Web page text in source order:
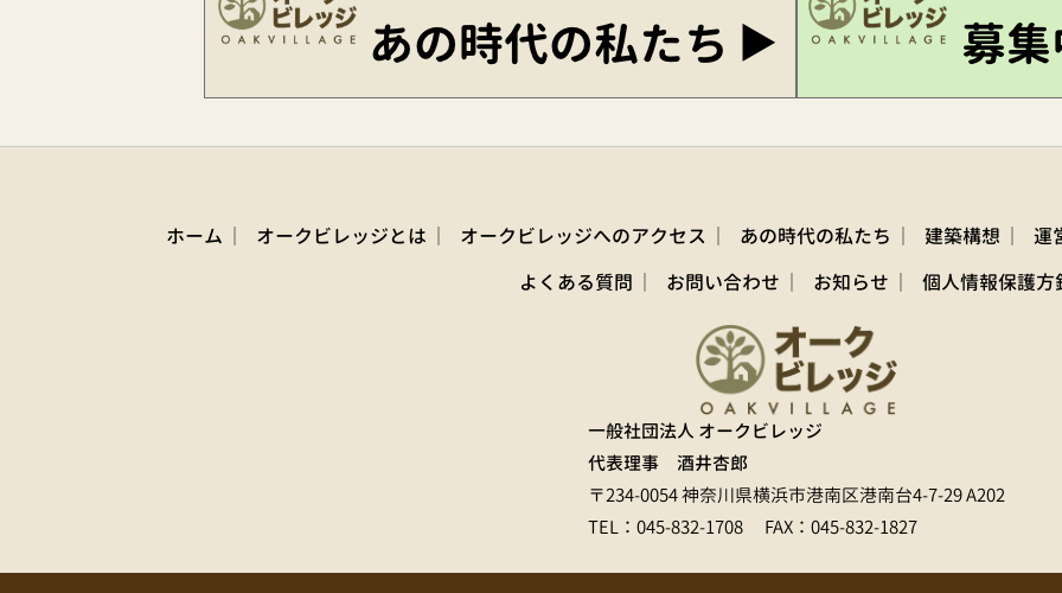
ホーム オークビレッジとは オークビレッジへのアクセス あの時代の私たち 建築構想 運
よくある質問
お問い合わせ お知らせ 個人情報保護方
一般社団法人 オークビレッジ
代表理事 酒井杏郎
〒234-0054 神奈川県横浜市港南区港南台4-7-29 A202
TEL： 045-832-1708 FAX： 045-832-1827